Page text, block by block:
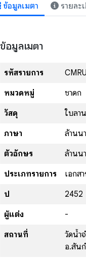
ข้อมูลเมตา รายละ
ข้อมูลเมตา
รหัสรายการ
หมวดหมู่
ชาดก
วัสดุ
ใบลาน
ภาษา
ล้านนา
ตัวอักษร
ล้านนา
ประเภทรายการ
เอกส
ปี
2452
ผู้แต่ง
-
สถานที่
วัดน้ำ
อ.สัน